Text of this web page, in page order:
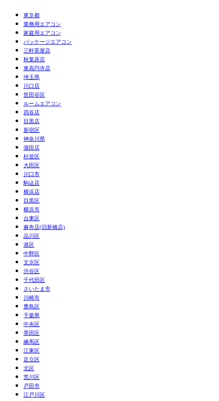
東京都
業務用エアコン
家庭用エアコン
パッケージエアコン
三軒茶屋店
秋葉原店
東高円寺店
埼玉県
川口店
世田谷区
ルームエアコン
四谷店
目黒店
新宿区
神奈川県
蒲田店
杉並区
大田区
川口市
駒込店
横浜店
目黒区
横浜市
台東区
麻布店(旧新橋店)
品川区
港区
中野区
文京区
渋谷区
千代田区
さいたま市
川崎市
豊島区
千葉県
中央区
墨田区
練馬区
江東区
足立区
北区
荒川区
戸田市
江戸川区